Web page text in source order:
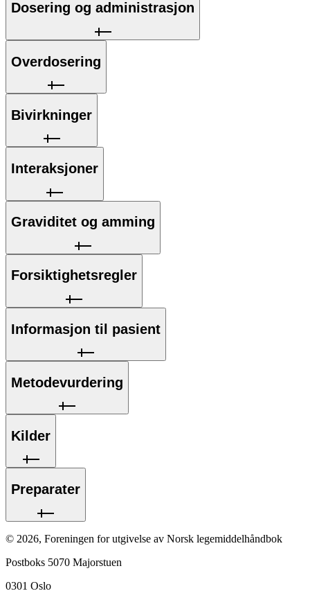
Dosering og administrasjon
Overdosering
Bivirkninger
Interaksjoner
Graviditet og amming
Forsiktighetsregler
Informasjon til pasient
Metodevurdering
Kilder
Preparater
© 2026, Foreningen for utgivelse av Norsk legemiddelhåndbok
Postboks 5070 Majorstuen
0301 Oslo